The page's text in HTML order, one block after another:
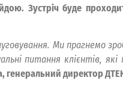
Зустріч буде
Ми прагнемо
питання клієнтів,
генеральний директор